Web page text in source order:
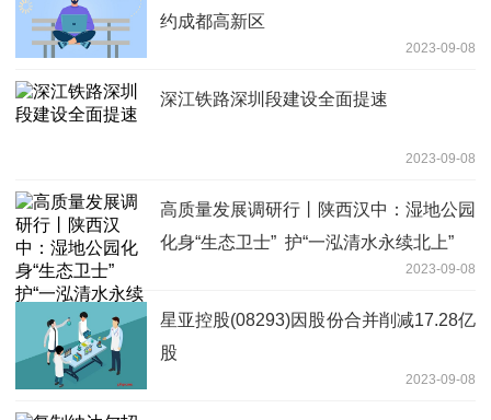
约成都高新区
2023-09-08
深江铁路深圳段建设全面提速
2023-09-08
高质量发展调研行丨陕西汉中：湿地公园
化身“生态卫士” 护“一泓清水永续北上”
2023-09-08
星亚控股(08293)因股份合并削减17.28亿
股
2023-09-08